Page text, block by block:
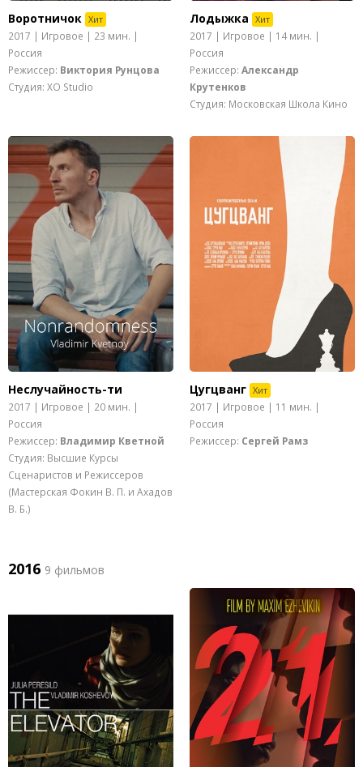
Воротничок Хит
2017 | Игровое | 23 мин. |
Россия
Режиссер: Виктория Рунцова
Студия: XO Studio
Лодыжка Хит
2017 | Игровое | 14 мин. |
Россия
Режиссер: Александр
Крутенков
Студия: Московская Школа Кино
Неслучайность-ти
2017 | Игровое | 20 мин. |
Россия
Режиссер: Владимир Кветной
Студия: Высшие Курсы
Сценаристов и Режиссеров
(Мастерская Фокин В. П. и Ахадов
В. Б.)
Цугцванг Хит
2017 | Игровое | 11 мин. |
Россия
Режиссер: Сергей Рамз
2016 9 фильмов